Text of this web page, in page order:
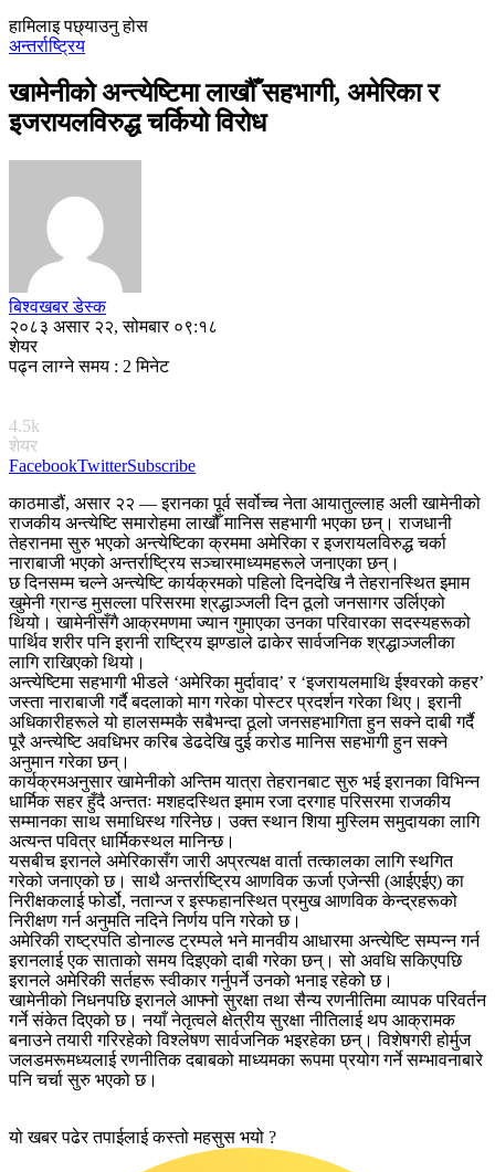
हामिलाइ पछ्याउनु होस
अन्तर्राष्ट्रिय
खामेनीको अन्त्येष्टिमा लाखौँ सहभागी, अमेरिका र
इजरायलविरुद्ध चर्कियो विरोध
बिश्वखबर डेस्क
२०८३ असार २२, सोमबार ०९:१८
शेयर
पढ्न लाग्ने समय : 2 मिनेट
4.5k
शेयर
FacebookTwitterSubscribe
काठमाडौं, असार २२ — इरानका पूर्व सर्वोच्च नेता आयातुल्लाह अली खामेनीको
राजकीय अन्त्येष्टि समारोहमा लाखौँ मानिस सहभागी भएका छन्। राजधानी
तेहरानमा सुरु भएको अन्त्येष्टिका क्रममा अमेरिका र इजरायलविरुद्ध चर्का
नाराबाजी भएको अन्तर्राष्ट्रिय सञ्चारमाध्यमहरूले जनाएका छन्।
छ दिनसम्म चल्ने अन्त्येष्टि कार्यक्रमको पहिलो दिनदेखि नै तेहरानस्थित इमाम
खुमेनी ग्रान्ड मुसल्ला परिसरमा श्रद्धाञ्जली दिन ठूलो जनसागर उर्लिएको
थियो। खामेनीसँगै आक्रमणमा ज्यान गुमाएका उनका परिवारका सदस्यहरूको
पार्थिव शरीर पनि इरानी राष्ट्रिय झण्डाले ढाकेर सार्वजनिक श्रद्धाञ्जलीका
लागि राखिएको थियो।
अन्त्येष्टिमा सहभागी भीडले ‘अमेरिका मुर्दावाद’ र ‘इजरायलमाथि ईश्वरको कहर’
जस्ता नाराबाजी गर्दै बदलाको माग गरेका पोस्टर प्रदर्शन गरेका थिए। इरानी
अधिकारीहरूले यो हालसम्मकै सबैभन्दा ठूलो जनसहभागिता हुन सक्ने दाबी गर्दै
पूरै अन्त्येष्टि अवधिभर करिब डेढदेखि दुई करोड मानिस सहभागी हुन सक्ने
अनुमान गरेका छन्।
कार्यक्रमअनुसार खामेनीको अन्तिम यात्रा तेहरानबाट सुरु भई इरानका विभिन्न
धार्मिक सहर हुँदै अन्ततः मशहदस्थित इमाम रजा दरगाह परिसरमा राजकीय
सम्मानका साथ समाधिस्थ गरिनेछ। उक्त स्थान शिया मुस्लिम समुदायका लागि
अत्यन्त पवित्र धार्मिकस्थल मानिन्छ।
यसबीच इरानले अमेरिकासँग जारी अप्रत्यक्ष वार्ता तत्कालका लागि स्थगित
गरेको जनाएको छ। साथै अन्तर्राष्ट्रिय आणविक ऊर्जा एजेन्सी (आईएईए) का
निरीक्षकलाई फोर्डो, नतान्ज र इस्फहानस्थित प्रमुख आणविक केन्द्रहरूको
निरीक्षण गर्न अनुमति नदिने निर्णय पनि गरेको छ।
अमेरिकी राष्ट्रपति डोनाल्ड ट्रम्पले भने मानवीय आधारमा अन्त्येष्टि सम्पन्न गर्न
इरानलाई एक साताको समय दिइएको दाबी गरेका छन्। सो अवधि सकिएपछि
इरानले अमेरिकी सर्तहरू स्वीकार गर्नुपर्ने उनको भनाइ रहेको छ।
खामेनीको निधनपछि इरानले आफ्नो सुरक्षा तथा सैन्य रणनीतिमा व्यापक परिवर्तन
गर्ने संकेत दिएको छ। नयाँ नेतृत्वले क्षेत्रीय सुरक्षा नीतिलाई थप आक्रामक
बनाउने तयारी गरिरहेको विश्लेषण सार्वजनिक भइरहेका छन्। विशेषगरी होर्मुज
जलडमरूमध्यलाई रणनीतिक दबाबको माध्यमका रूपमा प्रयोग गर्ने सम्भावनाबारे
पनि चर्चा सुरु भएको छ।
यो खबर पढेर तपाईलाई कस्तो महसुस भयो ?